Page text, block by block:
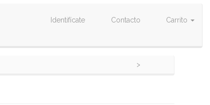
Identifícate Contacto Carrito